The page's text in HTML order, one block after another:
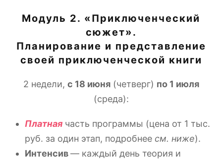
Модуль 2. «Приключенческий
сюжет».
Планирование и представление
своей приключенческой книги
2 недели, с 18 июня(четверг) по 1 июля
(среда):
Платная часть программы (цена от 1 тыс.
руб. за один этап, подробнее см. ниже).
Интенсив— каждый день теория и